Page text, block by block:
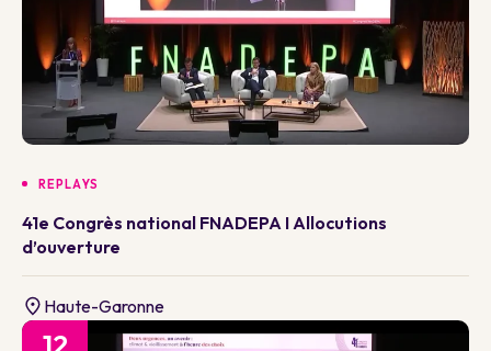
REPLAYS
41e Congrès national FNADEPA I Allocutions
d’ouverture
Haute-Garonne